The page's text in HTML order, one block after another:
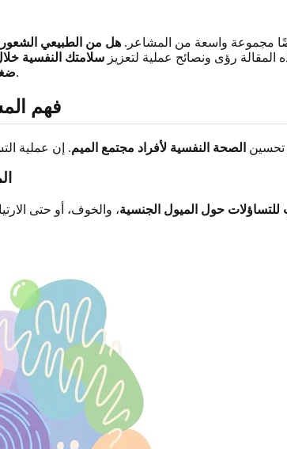
مجموعة واسعة من المشاعر. هل من الطبيعي الشعور
المقالة رؤى ونصائح عملية لتعزيز سلامتك النفسية
المحتملة وأين تجد الدعم.
فهم
تحسين الصحة النفسية لأفراد مجتمع الميم
للتساؤلات حول الميول الجنسية، والخوف، أو حتى